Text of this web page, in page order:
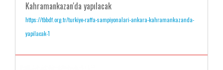
Kahramankazan'da yapılacak
https://tbbdf.org.tr/turkiye-raffa-sampiyonalari-ankara-kahramankazanda-
yapilacak-1